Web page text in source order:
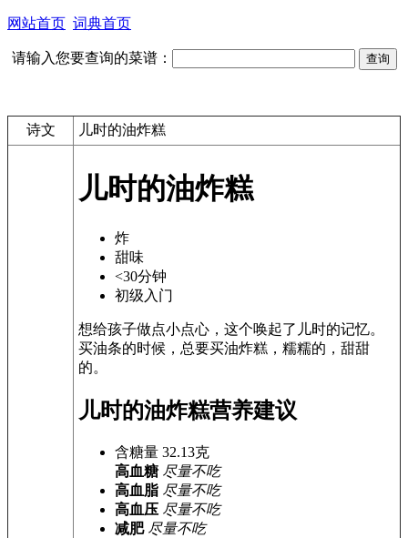
网站首页 词典首页
请输入您要查询的菜谱：
诗文 儿时的油炸糕
儿时的油炸糕
炸
甜味
<30分钟
初级入门
想给孩子做点小点心，这个唤起了儿时的记忆。
买油条的时候，总要买油炸糕，糯糯的，甜甜
的。
儿时的油炸糕营养建议
含糖量 32.13克
高血糖 尽量不吃
高血脂 尽量不吃
高血压 尽量不吃
减肥 尽量不吃